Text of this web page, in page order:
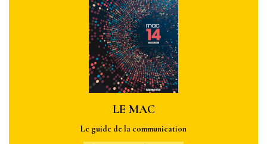
LE MAC
Le guide de la communication